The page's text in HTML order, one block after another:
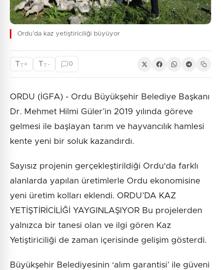
Ordu’da kaz yetiştiriciliği büyüyor
TT+ TT - 0
ORDU (İGFA) - Ordu Büyükşehir Belediye Başkanı
Dr. Mehmet Hilmi Güler’in 2019 yılında göreve
gelmesi ile başlayan tarım ve hayvancılık hamlesi
kente yeni bir soluk kazandırdı.
Sayısız projenin gerçekleştirildiği Ordu'da farklı
alanlarda yapılan üretimlerle Ordu ekonomisine
yeni üretim kolları eklendi. ORDU’DA KAZ
YETİŞTİRİCİLİĞİ YAYGINLAŞIYOR Bu projelerden
yalnızca bir tanesi olan ve ilgi gören Kaz
Yetiştiriciliği de zaman içerisinde gelişim gösterdi.
Büyükşehir Belediyesinin ‘alım garantisi’ ile güveni